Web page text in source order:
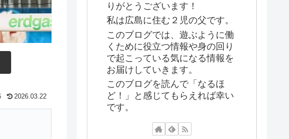
2026.03.22
りがとうございます！
私は広島に住む２児の父です。
このブログでは、遊ぶように働
くために役立つ情報や身の回り
で起こっている気になる情報を
お届けしていきます。
このブログを読んで「なるほ
ど！」と感じてもらえれば幸い
です。